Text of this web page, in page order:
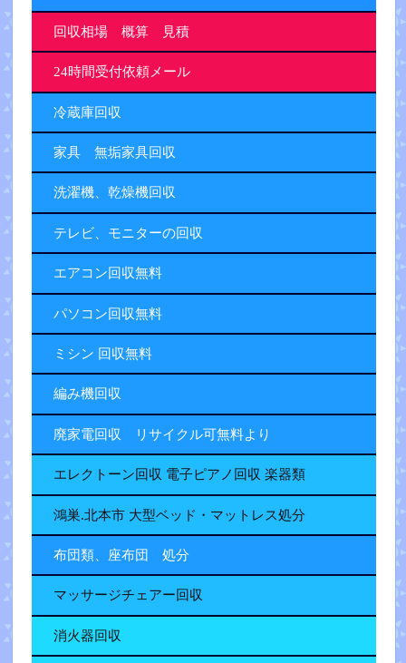
回収相場 概算 見積
24時間受付依頼メール
冷蔵庫回収
家具 無垢家具回収
洗濯機、乾燥機回収
テレビ、モニターの回収
エアコン回収無料
パソコン回収無料
ミシン 回収無料
編み機回収
廃家電回収 リサイクル可無料より
エレクトーン回収 電子ピアノ回収 楽器類
鴻巣.北本市 大型ベッド・マットレス処分
布団類、座布団 処分
マッサージチェアー回収
消火器回収